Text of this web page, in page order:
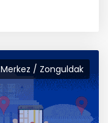
Merkez / Zonguldak